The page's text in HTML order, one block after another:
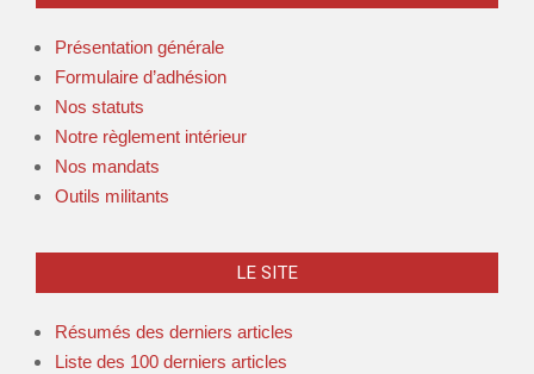
Présentation générale
Formulaire d’adhésion
Nos statuts
Notre règlement intérieur
Nos mandats
Outils militants
LE SITE
Résumés des derniers articles
Liste des 100 derniers articles